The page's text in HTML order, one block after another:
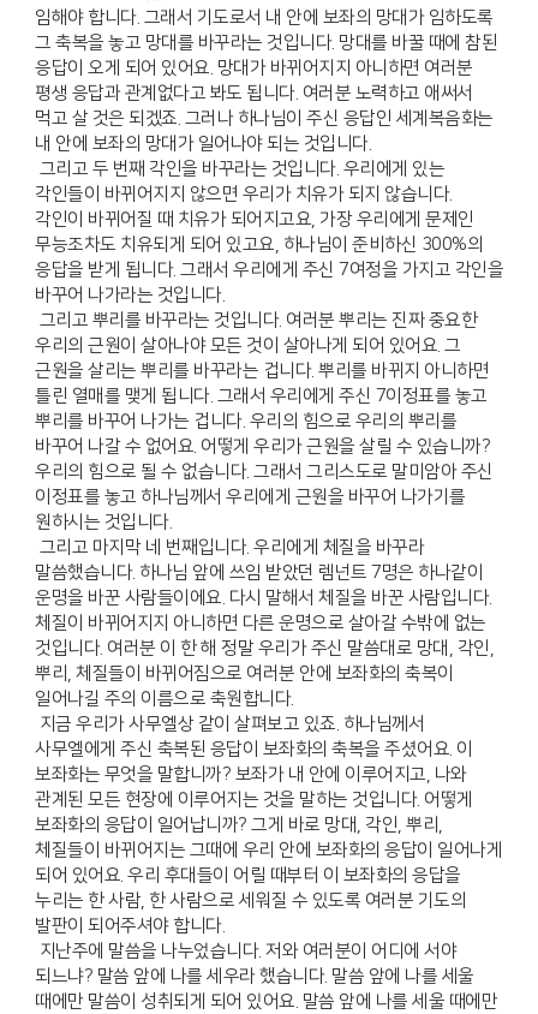
임해야 합니다. 그래서 기도로서 내 안에 보좌의 망대가 임하도록
그 축복을 놓고 망대를 바꾸라는 것입니다. 망대를 바꿀 때에 참된
응답이 오게 되어 있어요. 망대가 바뀌어지지 아니하면 여러분
평생 응답과 관계없다고 봐도 됩니다. 여러분 노력하고 애써서
먹고 살 것은 되겠죠. 그러나 하나님이 주신 응답인 세계복음화는
내 안에 보좌의 망대가 일어나야 되는 것입니다.
그리고 두 번째 각인을 바꾸라는 것입니다. 우리에게 있는
각인들이 바뀌어지지 않으면 우리가 치유가 되지 않습니다.
각인이 바뀌어질 때 치유가 되어지고요, 가장 우리에게 문제인
무능조차도 치유되게 되어 있고요, 하나님이 준비하신 300%의
응답을 받게 됩니다. 그래서 우리에게 주신 7여정을 가지고 각인을
바꾸어 나가라는 것입니다.
그리고 뿌리를 바꾸라는 것입니다. 여러분 뿌리는 진짜 중요한
우리의 근원이 살아나야 모든 것이 살아나게 되어 있어요. 그
근원을 살리는 뿌리를 바꾸라는 겁니다. 뿌리를 바뀌지 아니하면
틀린 열매를 맺게 됩니다. 그래서 우리에게 주신 7이정표를 놓고
뿌리를 바꾸어 나가는 겁니다. 우리의 힘으로 우리의 뿌리를
바꾸어 나갈 수 없어요. 어떻게 우리가 근원을 살릴 수 있습니까?
우리의 힘으로 될 수 없습니다. 그래서 그리스도로 말미암아 주신
이정표를 놓고 하나님께서 우리에게 근원을 바꾸어 나가기를
원하시는 것입니다.
그리고 마지막 네 번째입니다. 우리에게 체질을 바꾸라
말씀했습니다. 하나님 앞에 쓰임 받았던 렘넌트 7명은 하나같이
운명을 바꾼 사람들이에요. 다시 말해서 체질을 바꾼 사람입니다.
체질이 바뀌어지지 아니하면 다른 운명으로 살아갈 수밖에 없는
것입니다. 여러분 이 한 해 정말 우리가 주신 말씀대로 망대, 각인,
뿌리, 체질들이 바뀌어짐으로 여러분 안에 보좌화의 축복이
일어나길 주의 이름으로 축원합니다.
지금 우리가 사무엘상 같이 살펴보고 있죠. 하나님께서
사무엘에게 주신 축복된 응답이 보좌화의 축복을 주셨어요. 이
보좌화는 무엇을 말합니까? 보좌가 내 안에 이루어지고, 나와
관계된 모든 현장에 이루어지는 것을 말하는 것입니다. 어떻게
보좌화의 응답이 일어납니까? 그게 바로 망대, 각인, 뿌리,
체질들이 바뀌어지는 그때에 우리 안에 보좌화의 응답이 일어나게
되어 있어요. 우리 후대들이 어릴 때부터 이 보좌화의 응답을
누리는 한 사람, 한 사람으로 세워질 수 있도록 여러분 기도의
발판이 되어주셔야 합니다.
지난주에 말씀을 나누었습니다. 저와 여러분이 어디에 서야
되느냐? 말씀 앞에 나를 세우라 했습니다. 말씀 앞에 나를 세울
때에만 말씀이 성취되게 되어 있어요. 말씀 앞에 나를 세울 때에만